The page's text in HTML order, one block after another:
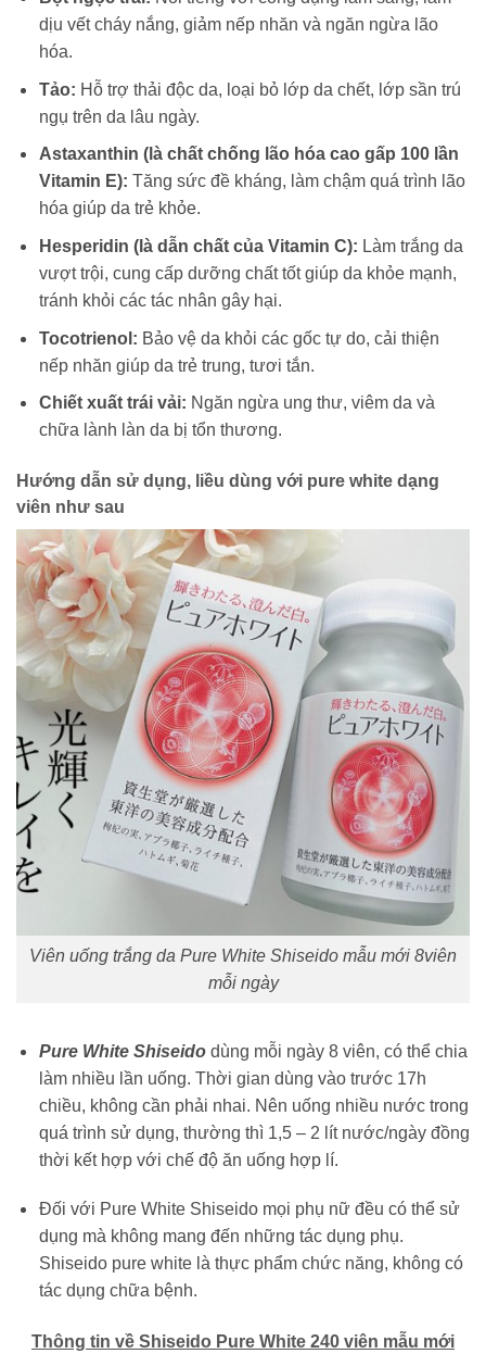
dịu vết cháy nắng, giảm nếp nhăn và ngăn ngừa lão
hóa.
Tảo: Hỗ trợ thải độc da, loại bỏ lớp da chết, lớp sần trú
ngụ trên da lâu ngày.
Astaxanthin (là chất chống lão hóa cao gấp 100 lần
Vitamin E): Tăng sức đề kháng, làm chậm quá trình lão
hóa giúp da trẻ khỏe.
Hesperidin (là dẫn chất của Vitamin C): Làm trắng da
vượt trội, cung cấp dưỡng chất tốt giúp da khỏe mạnh,
tránh khỏi các tác nhân gây hại.
Tocotrienol: Bảo vệ da khỏi các gốc tự do, cải thiện
nếp nhăn giúp da trẻ trung, tươi tắn.
Chiết xuất trái vải: Ngăn ngừa ung thư, viêm da và
chữa lành làn da bị tổn thương.
Hướng dẫn sử dụng, liều dùng với pure white dạng
viên như sau
Viên uống trắng da Pure White Shiseido mẫu mới 8viên
mỗi ngày
Pure White Shiseidodùng mỗi ngày 8 viên, có thể chia
làm nhiều lần uống. Thời gian dùng vào trước 17h
chiều, không cần phải nhai. Nên uống nhiều nước trong
quá trình sử dụng, thường thì 1,5 – 2 lít nước/ngày đồng
thời kết hợp với chế độ ăn uống hợp lí.
Đối với Pure White Shiseido mọi phụ nữ đều có thể sử
dụng mà không mang đến những tác dụng phụ.
Shiseido pure white là thực phẩm chức năng, không có
tác dụng chữa bệnh.
Thông tin về Shiseido Pure White 240 viên mẫu mới